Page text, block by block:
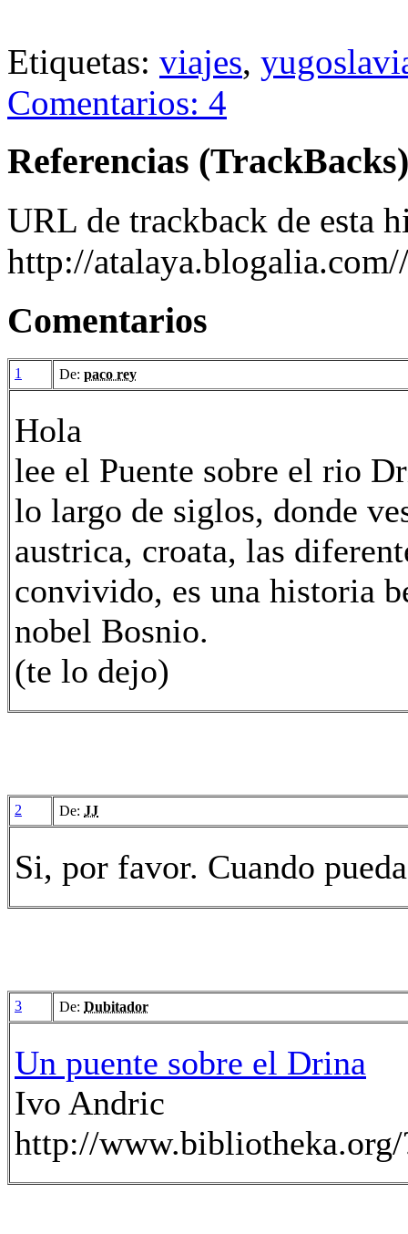
Etiquetas: viajes,
Comentarios: 4
Referencias (TrackBacks)
URL de trackback de esta
http://
Comentarios
1 De: paco rey
Hola
lee el Puente sobre el rio
lo largo de siglos, donde
austrica, croata, las
convivido, es una historia
nobel Bosnio.
(te lo dejo)
2 De: JJ
Si, por favor. Cuando
3 De: Dubitador
Un puente sobre el Drina
Ivo Andric
http://